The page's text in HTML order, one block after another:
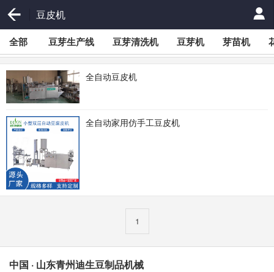
豆皮机
全部 豆芽生产线 豆芽清洗机 豆芽机 芽苗机
全自动豆皮机
全自动家用仿手工豆皮机
1
中国 · 山东青州迪生豆制品机械